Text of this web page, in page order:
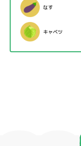
なす
キャベツ